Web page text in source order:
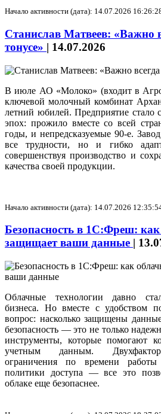
Начало активности (дата): 14.07.2026
Станислав Матвеев: «Важно
тонусе» | 14.07.2026
В июле АО «Молоко» (входит в
ключевой молочный комбинат
летний юбилей. Предприятие стало
эпох: прожило вместе со всей
годы, и непредсказуемые 90‑е.
все трудности, но и гибко
совершенствуя производство и
качества своей продукции.
Начало активности (дата): 14.07.2026
Безопасность в 1С:Фреш:
защищает ваши данные |
Облачные технологии давно
бизнеса. Но вместе с удобством
вопрос: насколько защищены
безопасность — это не только
инструменты, которые помогают
учетным данным.
ограничения по времени
политики доступа — все это
облаке еще безопаснее.